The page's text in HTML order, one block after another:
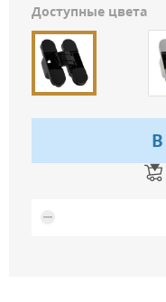
Доступные цвета